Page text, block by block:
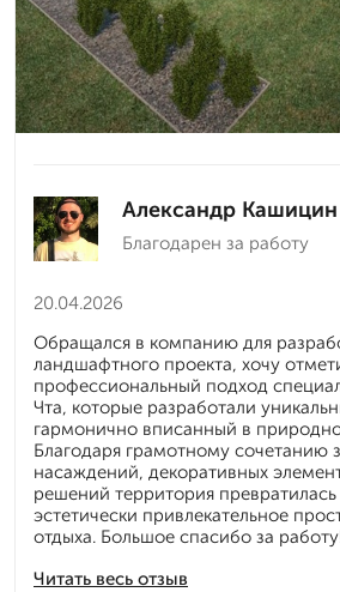
Александр Кашицин
Благодарен за работу
20.04.2026
Читать весь отзыв
Обращался в компанию для
ландшафтного проекта, хочу
профессиональный подход
Чта, которые разработали
гармонично вписанный в
Благодаря грамотному сочетанию
насаждений, декоративных
решений территория
эстетически привлекательное
отдыха. Большое спасибо за